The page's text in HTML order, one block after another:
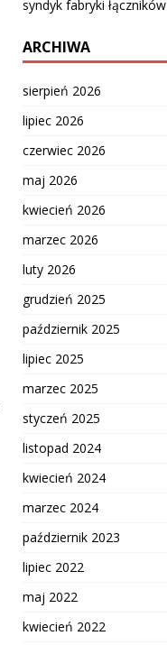
syndyk fabryki łączników
ARCHIWA
sierpień 2026
lipiec 2026
czerwiec 2026
maj 2026
kwiecień 2026
marzec 2026
luty 2026
grudzień 2025
październik 2025
lipiec 2025
marzec 2025
styczeń 2025
listopad 2024
kwiecień 2024
marzec 2024
październik 2023
lipiec 2022
maj 2022
kwiecień 2022